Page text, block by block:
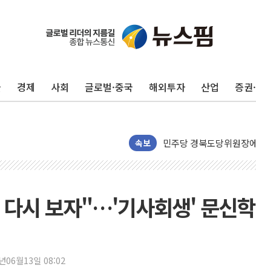
경제 사회 글로벌·중국 해외투자 산업 증권
속보
125mm 폭우 쏟아진 울
평택 진위면 공장서 질
상주 낙동강 선착장 하
[종합] 김민석, 정청래
인천서 말다툼 중 어머
김민석, 강원·대구·경
[속보] 민주, 경북 경선
[속보] 민주, 대구 경선
시 보자"…'기사회생' 문신학
06월13일 08:02